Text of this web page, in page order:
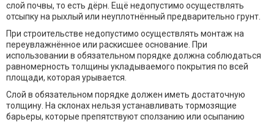
слой почвы, то есть дёрн. Ещё недопустимо осуществлять
отсыпку на рыхлый или неуплотнённый предварительно грунт.
При строительстве недопустимо осуществлять монтаж на
переувлажнённое или раскисшее основание. При
использовании в обязательном порядке должна соблюдаться
равномерность толщины укладываемого покрытия по всей
площади, которая урывается.
Слой в обязательном порядке должен иметь достаточную
толщину. На склонах нельзя устанавливать тормозящие
барьеры, которые препятствуют сползанию или осыпанию